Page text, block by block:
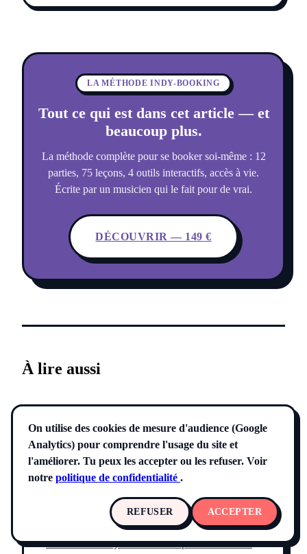
LA MÉTHODE INDY-BOOKING
Tout ce qui est dans cet article — et
beaucoup plus.
La méthode complète pour se booker soi-même : 12
parties, 75 leçons, 4 outils interactifs, accès à vie.
Écrite par un musicien qui le fait pour de vrai.
DÉCOUVRIR — 149 €
À lire aussi
17 JUIN 2026
Checklist jour de concert : la liste
complète pour ne rien oublier le
La checklist du jour de concert pour musiciens :
On utilise des cookies de mesure d'audience (Google
Analytics) pour comprendre l'usage du site et
l'améliorer. Tu peux les accepter ou les refuser. Voir
notre politique de confidentialité .
REFUSER ACCEPTER